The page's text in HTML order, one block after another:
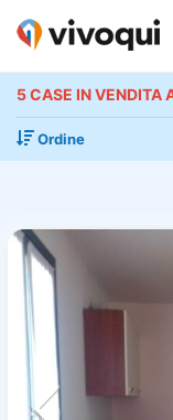
5 CASE IN VENDITA
Ordine